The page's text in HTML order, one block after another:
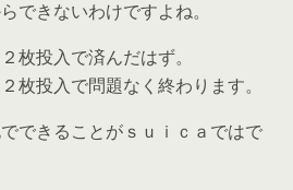
できないわけですよね。
枚投入で済んだはず。
枚投入で問題なく終わります。
できることがｓｕｉｃａではで